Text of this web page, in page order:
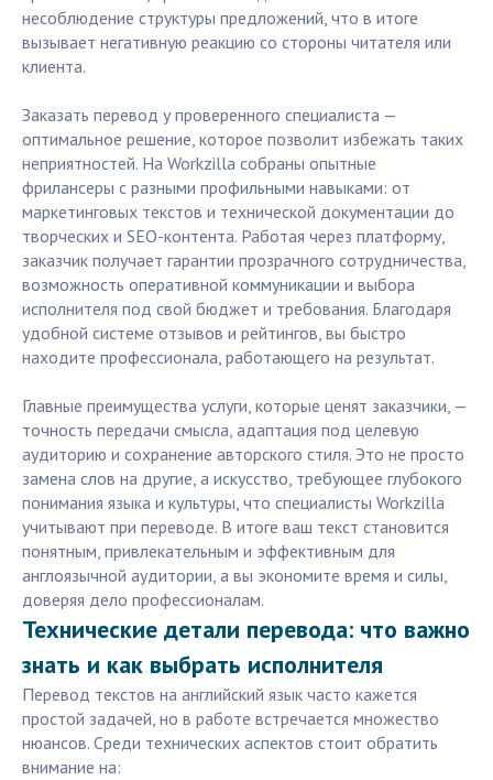
несоблюдение структуры предложений, что в итоге
вызывает негативную реакцию со стороны читателя или
клиента.
Заказать перевод у проверенного специалиста —
оптимальное решение, которое позволит избежать таких
неприятностей. На Workzilla собраны опытные
фрилансеры с разными профильными навыками: от
маркетинговых текстов и технической документации до
творческих и SEO-контента. Работая через платформу,
заказчик получает гарантии прозрачного сотрудничества,
возможность оперативной коммуникации и выбора
исполнителя под свой бюджет и требования. Благодаря
удобной системе отзывов и рейтингов, вы быстро
находите профессионала, работающего на результат.
Главные преимущества услуги, которые ценят заказчики, —
точность передачи смысла, адаптация под целевую
аудиторию и сохранение авторского стиля. Это не просто
замена слов на другие, а искусство, требующее глубокого
понимания языка и культуры, что специалисты Workzilla
учитывают при переводе. В итоге ваш текст становится
понятным, привлекательным и эффективным для
англоязычной аудитории, а вы экономите время и силы,
доверяя дело профессионалам.
Технические детали перевода: что важно
знать и как выбрать исполнителя
Перевод текстов на английский язык часто кажется
простой задачей, но в работе встречается множество
нюансов. Среди технических аспектов стоит обратить
внимание на: